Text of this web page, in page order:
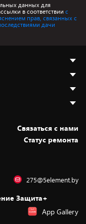
данных для
в соответствии с
прав, связанных с
дачи
Cвязаться с нами
Статус ремонта
275@5element.by
Защита+
App Gallery